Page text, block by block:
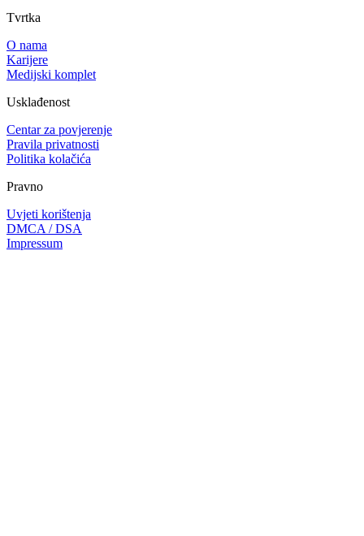
Tvrtka
O nama
Karijere
Medijski komplet
Usklađenost
Centar za povjerenje
Pravila privatnosti
Politika kolačića
Pravno
Uvjeti korištenja
DMCA / DSA
Impressum